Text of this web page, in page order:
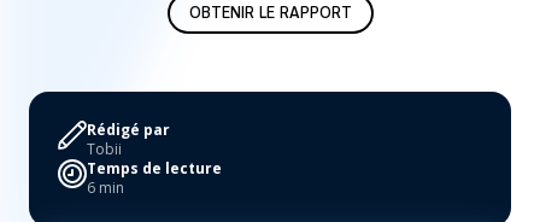
OBTENIR LE RAPPORT
Rédigé par
Tobii
Temps de lecture
6 min